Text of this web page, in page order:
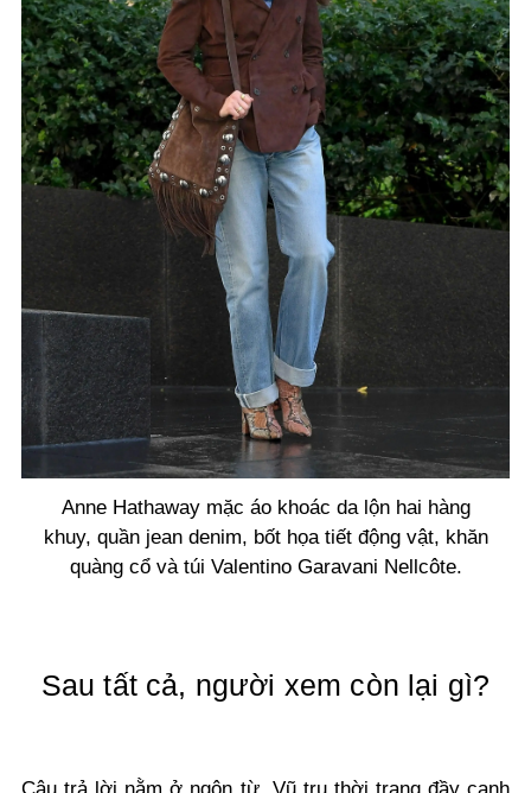
Anne Hathaway mặc áo khoác da lộn hai hàng
khuy, quần jean denim, bốt họa tiết động vật, khăn
quàng cổ và túi Valentino Garavani Nellcôte.
Sau tất cả, người xem còn lại gì?